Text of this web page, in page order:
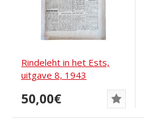
Rindeleht in het Ests,
uitgave 8, 1943
50,00€